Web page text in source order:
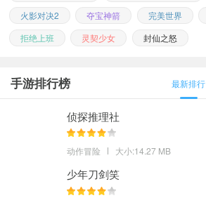
火影对决2
夺宝神箭 完美世界
拒绝上班
灵契少女 封仙之怒
手游排行榜 最新排行
侦探推理社
动作冒险 大小:14.27 MB
少年刀剑笑